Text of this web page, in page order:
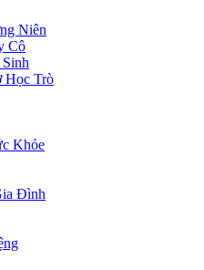
Niên
Cô
Học Trò
Khỏe
Đình